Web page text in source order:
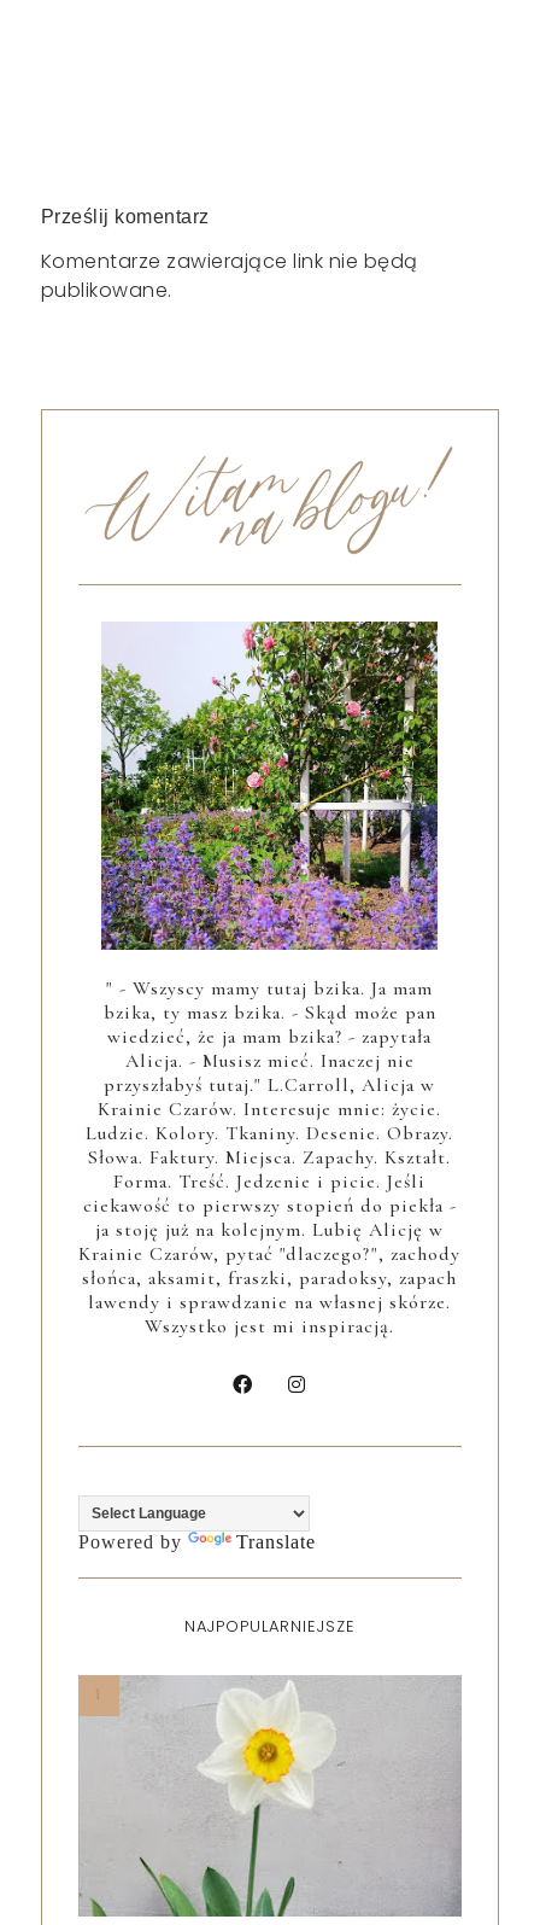
Prześlij komentarz
Komentarze zawierające link nie będą
publikowane.
" - Wszyscy mamy tutaj bzika. Ja mam
bzika, ty masz bzika. - Skąd może pan
wiedzieć, że ja mam bzika? - zapytała
Alicja. - Musisz mieć. Inaczej nie
przyszłabyś tutaj." L.Carroll, Alicja w
Krainie Czarów. Interesuje mnie: życie.
Ludzie. Kolory. Tkaniny. Desenie. Obrazy.
Słowa. Faktury. Miejsca. Zapachy. Kształt.
Forma. Treść. Jedzenie i picie. Jeśli
ciekawość to pierwszy stopień do piekła -
ja stoję już na kolejnym. Lubię Alicję w
Krainie Czarów, pytać "dlaczego?", zachody
słońca, aksamit, fraszki, paradoksy, zapach
lawendy i sprawdzanie na własnej skórze.
Wszystko jest mi inspiracją.
Powered by Translate
NAJPOPULARNIEJSZE